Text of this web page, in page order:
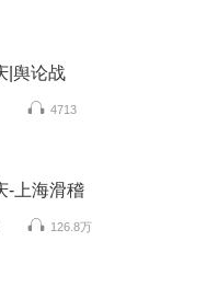
|舆论战
4713
-上海滑稽
126.8万